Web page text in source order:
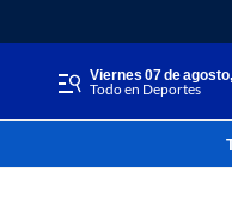
viernes 07 de
Todo en Deportes